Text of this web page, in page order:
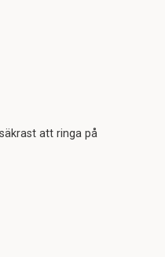
att ringa på